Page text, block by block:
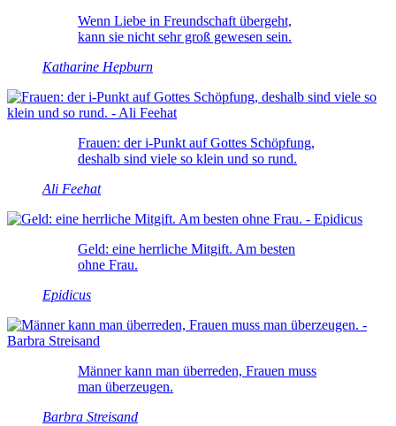
Wenn Liebe in Freundschaft übergeht,
kann sie nicht sehr groß gewesen sein.
Katharine Hepburn
Frauen: der i-Punkt auf Gottes Schöpfung,
deshalb sind viele so klein und so rund.
Ali Feehat
Geld: eine herrliche Mitgift. Am besten
ohne Frau.
Epidicus
Männer kann man überreden, Frauen muss
man überzeugen.
Barbra Streisand